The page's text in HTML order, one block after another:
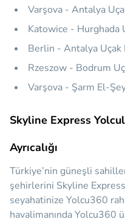
Varşova - Antalya
Katowice - Hurghada
Berlin - Antalya Uçak
Rzeszow - Bodrum
Varşova - Şarm El-
Skyline Express
Ayrıcalığı
Türkiye’nin güneşli
şehirlerini Skyline
seyahatinize Yolcu360
havalimanında Yolcu360